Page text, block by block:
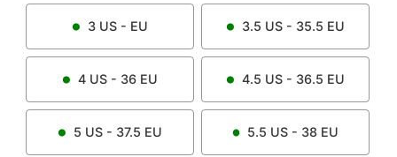
3US - EU 3.5 US - 35.5 EU
4US - 36 EU 4.5 US - 36.5 EU
5 US - 37.5 EU 5.5 US - 38 EU